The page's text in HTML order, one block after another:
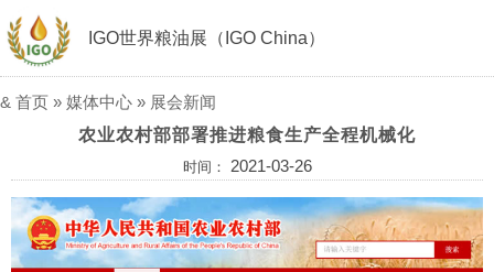
IGO世界粮油展（IGO China）
& 首页 » 媒体中心 » 展会新闻
农业农村部部署推进粮食生产全程机械化
时间： 2021-03-26